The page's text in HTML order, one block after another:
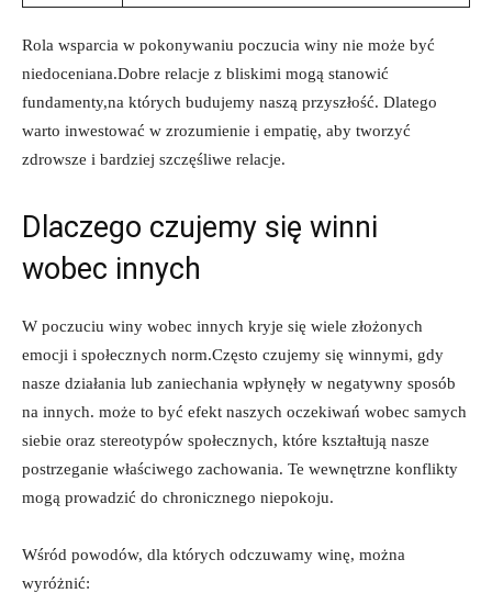
Rola wsparcia w pokonywaniu‍ poczucia winy ​nie może być‌
niedoceniana.Dobre relacje z bliskimi mogą‍ stanowić
fundamenty,na których⁤ budujemy⁣ naszą przyszłość. Dlatego‍
warto inwestować w zrozumienie i empatię, aby tworzyć
zdrowsze ‍i bardziej szczęśliwe relacje.
Dlaczego czujemy się winni
wobec innych
W poczuciu winy wobec innych kryje się ‌wiele złożonych
emocji i‌ społecznych norm.Często ​czujemy się winnymi, gdy
nasze działania lub zaniechania wpłynęły w negatywny sposób‍
na innych. ⁢może ‌to być ​efekt naszych ⁢oczekiwań wobec ⁢samych
siebie oraz stereotypów społecznych, które kształtują nasze
postrzeganie‌ właściwego zachowania. Te‍ wewnętrzne konflikty
mogą⁢ prowadzić do chronicznego niepokoju.
Wśród powodów, dla⁤ których odczuwamy winę, można
wyróżnić: